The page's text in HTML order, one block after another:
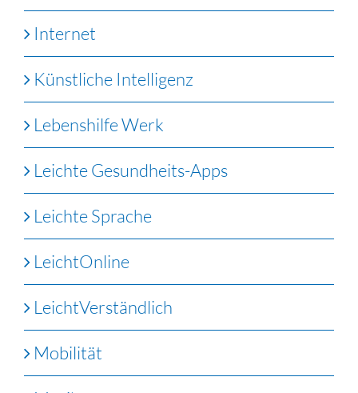
Internet
Künstliche Intelligenz
Lebenshilfe Werk
Leichte Gesundheits-Apps
Leichte Sprache
LeichtOnline
LeichtVerständlich
Mobilität